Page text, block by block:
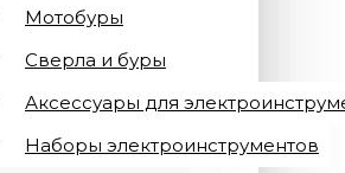
Мотобуры
Сверла и буры
Аксессуары для
Наборы электроинструментов